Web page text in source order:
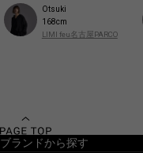
Otsuki
168cm
LIMI feu名古屋PARCO
ブランドから探す